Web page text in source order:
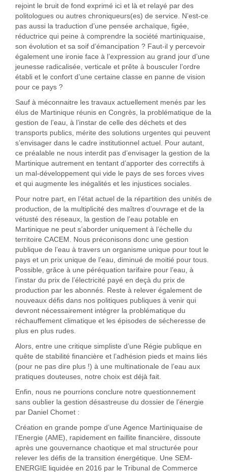
rejoint le bruit de fond exprimé ici et là et relayé par des
politologues ou autres chroniqueurs(es) de service. N’est-ce
pas aussi la traduction d’une pensée archaïque, figée,
réductrice qui peine à comprendre la société martiniquaise,
son évolution et sa soif d’émancipation ? Faut-il y percevoir
également une ironie face à l’expression au grand jour d’une
jeunesse radicalisée, verticale et prête à bousculer l’ordre
établi et le confort d’une certaine classe en panne de vision
pour ce pays ?
Sauf à méconnaitre les travaux actuellement menés par les
élus de Martinique réunis en Congrès, la problématique de la
gestion de l’eau, à l’instar de celle des déchets et des
transports publics, mérite des solutions urgentes qui peuvent
s’envisager dans le cadre institutionnel actuel. Pour autant,
ce préalable ne nous interdit pas d’envisager la gestion de la
Martinique autrement en tentant d’apporter des correctifs à
un mal-développement qui vide le pays de ses forces vives
et qui augmente les inégalités et les injustices sociales.
Pour notre part, en l’état actuel de la répartition des unités de
production, de la multiplicité des maîtres d’ouvrage et de la
vétusté des réseaux, la gestion de l’eau potable en
Martinique ne peut s’aborder uniquement à l’échelle du
territoire CACEM. Nous préconisons donc une gestion
publique de l’eau à travers un organisme unique pour tout le
pays et un prix unique de l’eau, diminué de moitié pour tous.
Possible, grâce à une péréquation tarifaire pour l’eau, à
l’instar du prix de l’électricité payé en deçà du prix de
production par les abonnés. Reste à relever également de
nouveaux défis dans nos politiques publiques à venir qui
devront nécessairement intégrer la problématique du
réchauffement climatique et les épisodes de sécheresse de
plus en plus rudes.
Alors, entre une critique simpliste d’une Régie publique en
quête de stabilité financière et l’adhésion pieds et mains liés
(pour ne pas dire plus !) à une multinationale de l’eau aux
pratiques douteuses, notre choix est déjà fait.
Enfin, nous ne pourrions conclure notre questionnement
sans oublier la gestion désastreuse du dossier de l’énergie
par Daniel Chomet :
Création en grande pompe d’une Agence Martiniquaise de
l’Energie (AME), rapidement en faillite financière, dissoute
après une gouvernance chaotique et mal structurée pour
relever les défis de la transition énergétique. Une SEM-
ENERGIE liquidée en 2016 par le Tribunal de Commerce